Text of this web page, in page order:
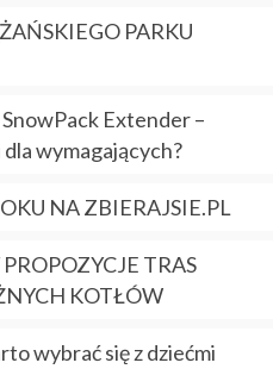
PARKU
Extender –
wymagających?
NA ZBIERAJSIE.PL
TRAS
KOTŁÓW
wybrać się z dziećmi